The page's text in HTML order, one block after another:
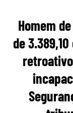
Homem
de